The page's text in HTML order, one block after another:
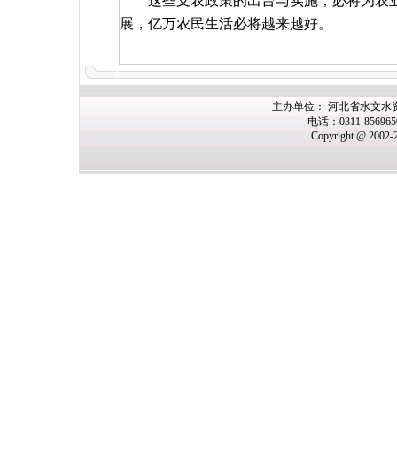
展，亿万农民生活必将越来越好。
主办单位： 河北省水文水
电话：0311-
Copyright @ 2002-